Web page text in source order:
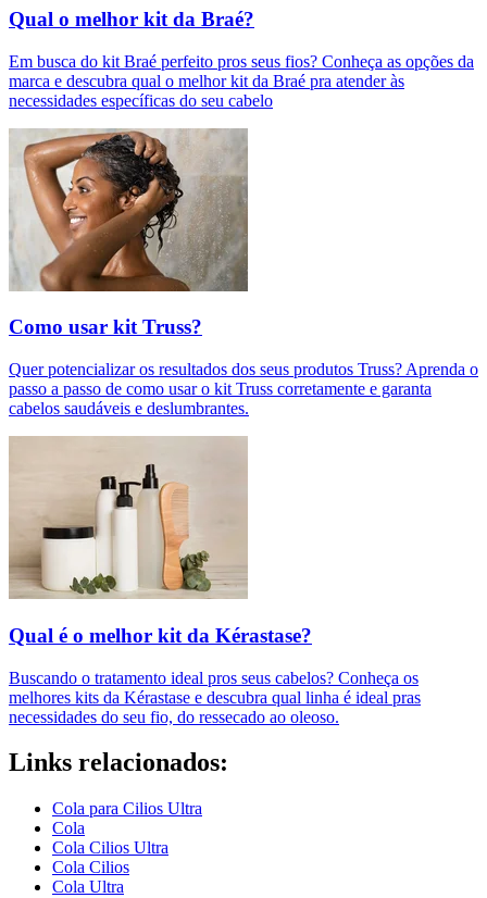
Qual o melhor kit da Braé?
Em busca do kit Braé perfeito pros seus fios? Conheça as opções da
marca e descubra qual o melhor kit da Braé pra atender às
necessidades específicas do seu cabelo
Como usar kit Truss?
Quer potencializar os resultados dos seus produtos Truss? Aprenda o
passo a passo de como usar o kit Truss corretamente e garanta
cabelos saudáveis e deslumbrantes.
Qual é o melhor kit da Kérastase?
Buscando o tratamento ideal pros seus cabelos? Conheça os
melhores kits da Kérastase e descubra qual linha é ideal pras
necessidades do seu fio, do ressecado ao oleoso.
Links relacionados:
Cola para Cilios Ultra
Cola
Cola Cilios Ultra
Cola Cilios
Cola Ultra